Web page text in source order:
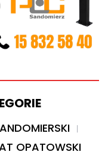
OPATOWSKI